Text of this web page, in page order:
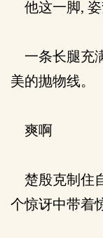
他这一脚, 姿
一条长腿充
美的抛物线。
爽啊
楚殷克制住
个惊讶中带着